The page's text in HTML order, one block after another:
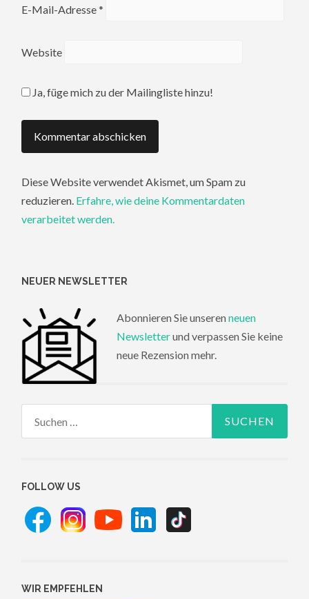
E-Mail-Adresse*
Website
Ja, füge mich zu der Mailingliste hinzu!
Diese Website verwendet Akismet, um Spam zu
reduzieren. Erfahre, wie deine Kommentardaten
verarbeitet werden.
NEUER NEWSLETTER
Abonnieren Sie unseren neuen
Newsletterund verpassen Sie keine
neue Rezension mehr.
FOLLOW US
WIR EMPFEHLEN